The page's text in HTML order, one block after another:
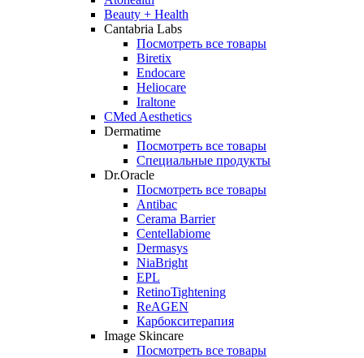
Beauty + Health
Cantabria Labs
Посмотреть все товары
Biretix
Endocare
Heliocare
Iraltone
CMed Aesthetics
Dermatime
Посмотреть все товары
Специальные продукты
Dr.Oracle
Посмотреть все товары
Antibac
Cerama Barrier
Centellabiome
Dermasys
NiaBright
EPL
RetinoTightening
ReAGEN
Карбокситерапия
Image Skincare
Посмотреть все товары